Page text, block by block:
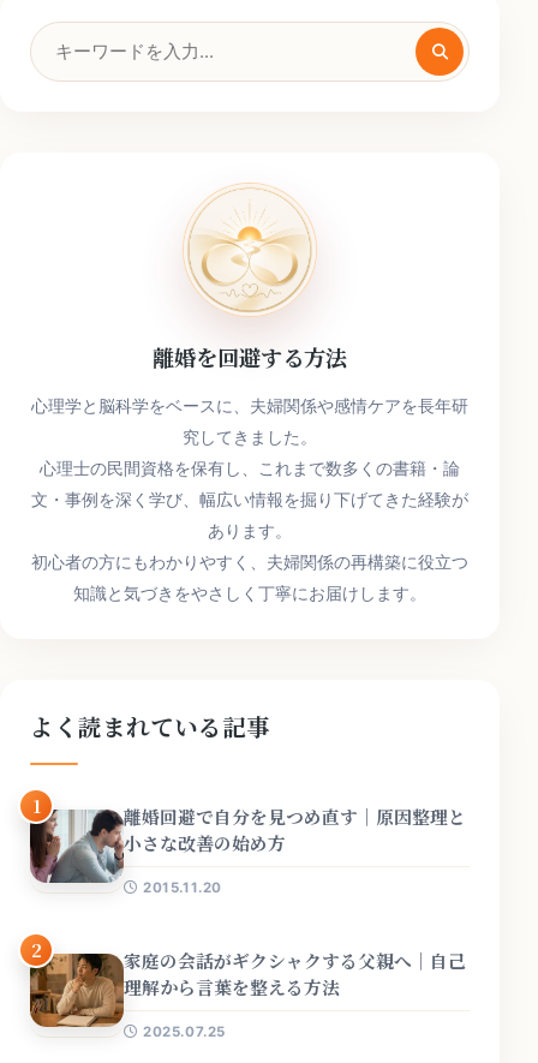
検
索
離婚を回避する方法
心理学と脳科学をベースに、夫婦関係や感情ケアを長年研
究してきました。
心理士の民間資格を保有し、これまで数多くの書籍・論
文・事例を深く学び、幅広い情報を掘り下げてきた経験が
あります。
初心者の方にもわかりやすく、夫婦関係の再構築に役立つ
知識と気づきをやさしく丁寧にお届けします。
よく読まれている記事
1
離婚回避で自分を見つめ直す｜原因整理と
小さな改善の始め方
2015.11.20
2
家庭の会話がギクシャクする父親へ｜自己
理解から言葉を整える方法
2025.07.25